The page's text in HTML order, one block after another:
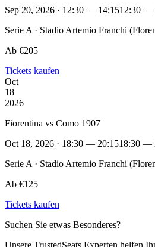
Sep 20, 2026 · 12:30 — 14:1512:30 —
Serie A · Stadio Artemio Franchi
Ab €205
Tickets kaufen
Oct
18
2026
Fiorentina vs Como 1907
Oct 18, 2026 · 18:30 — 20:1518:30 —
Serie A · Stadio Artemio Franchi
Ab €125
Tickets kaufen
Suchen Sie etwas Besonderes?
Unsere TrustedSeats Experten helfen